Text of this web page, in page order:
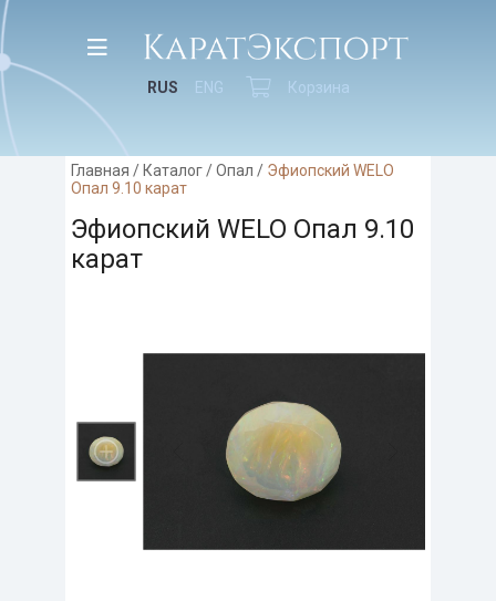
RUS ENG Корзина
Главная /Каталог/Опал / Эфиопский WELO
Опал 9.10 карат
Эфиопский WELO Опал 9.10
карат